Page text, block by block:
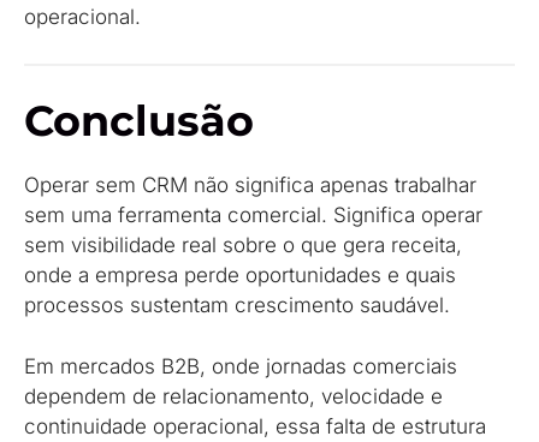
operacional.
Conclusão
Operar sem CRM não significa apenas trabalhar
sem uma ferramenta comercial. Significa operar
sem visibilidade real sobre o que gera receita,
onde a empresa perde oportunidades e quais
processos sustentam crescimento saudável.
Em mercados B2B, onde jornadas comerciais
dependem de relacionamento, velocidade e
continuidade operacional, essa falta de estrutura